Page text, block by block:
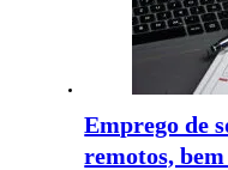
Emprego de
remotos, bem